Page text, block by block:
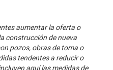
aumentar la oferta o
construcción de nueva
pozos, obras de toma o
tendentes a reducir o
aquí las medidas de